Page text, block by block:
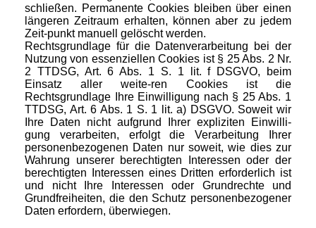
schließen. Permanente Cookies bleiben über einen
längeren Zeitraum erhalten, können aber zu jedem
Zeit-punkt manuell gelöscht werden.
Rechtsgrundlage für die Datenverarbeitung bei der
Nutzung von essenziellen Cookies ist § 25 Abs. 2 Nr.
2 TTDSG, Art. 6 Abs. 1 S. 1 lit. f DSGVO, beim
Einsatz aller weite-ren Cookies ist die
Rechtsgrundlage Ihre Einwilligung nach § 25 Abs. 1
TTDSG, Art. 6 Abs. 1 S. 1 lit. a) DSGVO. Soweit wir
Ihre Daten nicht aufgrund Ihrer expliziten Einwilli-
gung verarbeiten, erfolgt die Verarbeitung Ihrer
personenbezogenen Daten nur soweit, wie dies zur
Wahrung unserer berechtigten Interessen oder der
berechtigten Interessen eines Dritten erforderlich ist
und nicht Ihre Interessen oder Grundrechte und
Grundfreiheiten, die den Schutz personenbezogener
Daten erfordern, überwiegen.